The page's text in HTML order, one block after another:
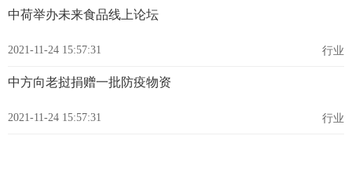
中荷举办未来食品线上论坛
2021-11-24 15:57:31 行业
中方向老挝捐赠一批防疫物资
2021-11-24 15:57:31 行业